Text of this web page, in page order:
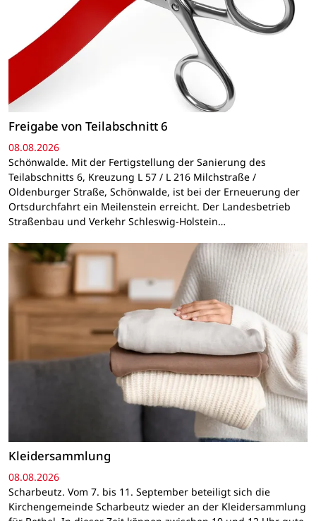
Freigabe von Teilabschnitt 6
08.08.2026
Schönwalde. Mit der Fertigstellung der Sanierung des
Teilabschnitts 6, Kreuzung L 57 / L 216 Milchstraße /
Oldenburger Straße, Schönwalde, ist bei der Erneuerung der
Ortsdurchfahrt ein Meilenstein erreicht. Der Landesbetrieb
Straßenbau und Verkehr Schleswig-Holstein…
Kleidersammlung
08.08.2026
Scharbeutz. Vom 7. bis 11. September beteiligt sich die
Kirchengemeinde Scharbeutz wieder an der Kleidersammlung